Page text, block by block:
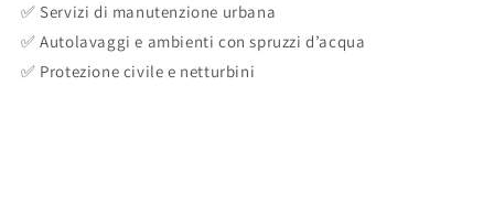
✅ Servizi di manutenzione urbana
✅ Autolavaggi e ambienti con spruzzi d’acqua
✅ Protezione civile e netturbini